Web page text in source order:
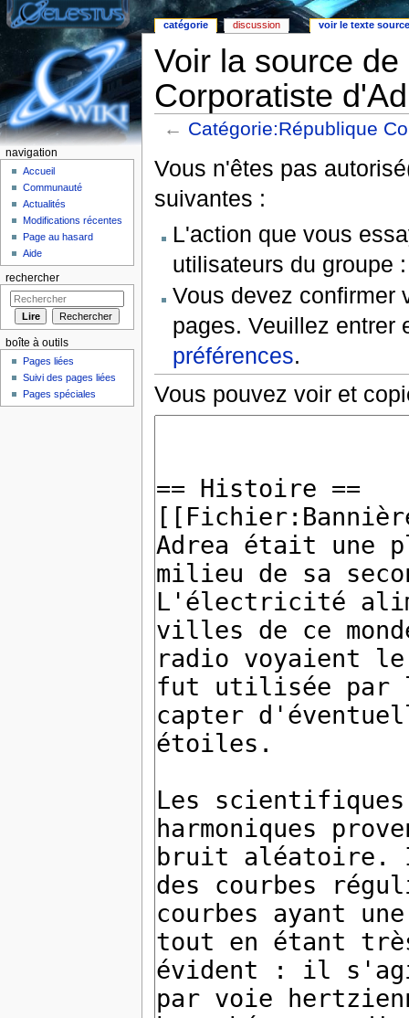
Voir la source
Corporatiste
← Catégorie:République
Vous n'êtes pas
suivantes :
L'action que vous
utilisateurs du groupe
Vous devez confirmer
pages. Veuillez entrer
préférences.
Vous pouvez voir et
catégorie discussion voir le texte source
navigation
Accueil
Communauté
Actualités
Modifications récentes
Page au hasard
Aide
rechercher
boîte à outils
Pages liées
Suivi des pages liées
Pages spéciales